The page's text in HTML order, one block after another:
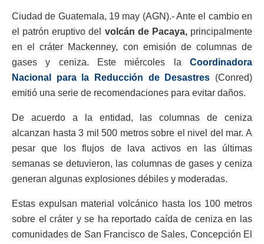
Ciudad de Guatemala, 19 may (AGN).- Ante el cambio en
el patrón eruptivo del volcán de Pacaya,principalmente
en el cráter Mackenney, con emisión de columnas de
gases y ceniza. Este miércoles la Coordinadora
Nacional para la Reducción de Desastres (Conred)
emitió una serie de recomendaciones para evitar daños.
De acuerdo a la entidad, las columnas de ceniza
alcanzan hasta 3 mil 500 metros sobre el nivel del mar. A
pesar que los flujos de lava activos en las últimas
semanas se detuvieron, las columnas de gases y ceniza
generan algunas explosiones débiles y moderadas.
Estas expulsan material volcánico hasta los 100 metros
sobre el cráter y se ha reportado caída de ceniza en las
comunidades de San Francisco de Sales, Concepción El